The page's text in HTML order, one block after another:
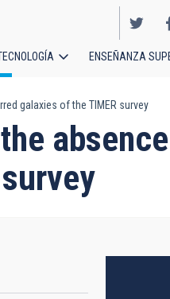
ENSEÑANZA
galaxies of the TIMER survey